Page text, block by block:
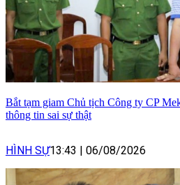
Bắt tạm giam Chủ tịch Công ty CP
thông tin sai sự thật
HÌNH SỰ13:43 06/08/2026